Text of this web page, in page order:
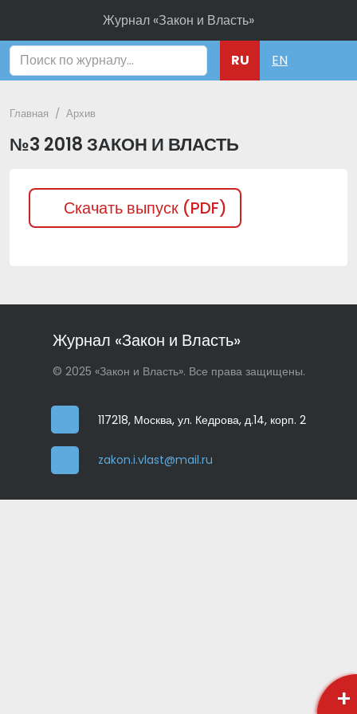
Журнал «Закон и Власть»
RU EN
Главная Архив
№3 2018 ЗАКОН И ВЛАСТЬ
Скачать выпуск (PDF)
Журнал «Закон и Власть»
© 2025 «Закон и Власть». Все права защищены.
117218, Москва, ул. Кедрова, д.14, корп. 2
zakon.i.vlast@mail.ru
+